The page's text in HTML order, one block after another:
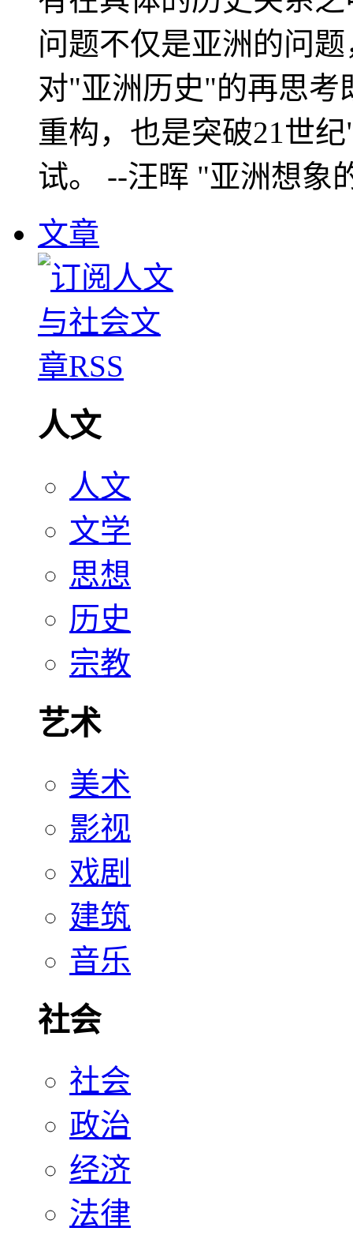
问题不仅是亚洲的问
对"亚洲历史"的再思考
重构，也是突破21世
试。 --汪晖 "亚洲想象
文章
人文
人文
文学
思想
历史
宗教
艺术
美术
影视
戏剧
建筑
音乐
社会
社会
政治
经济
法律